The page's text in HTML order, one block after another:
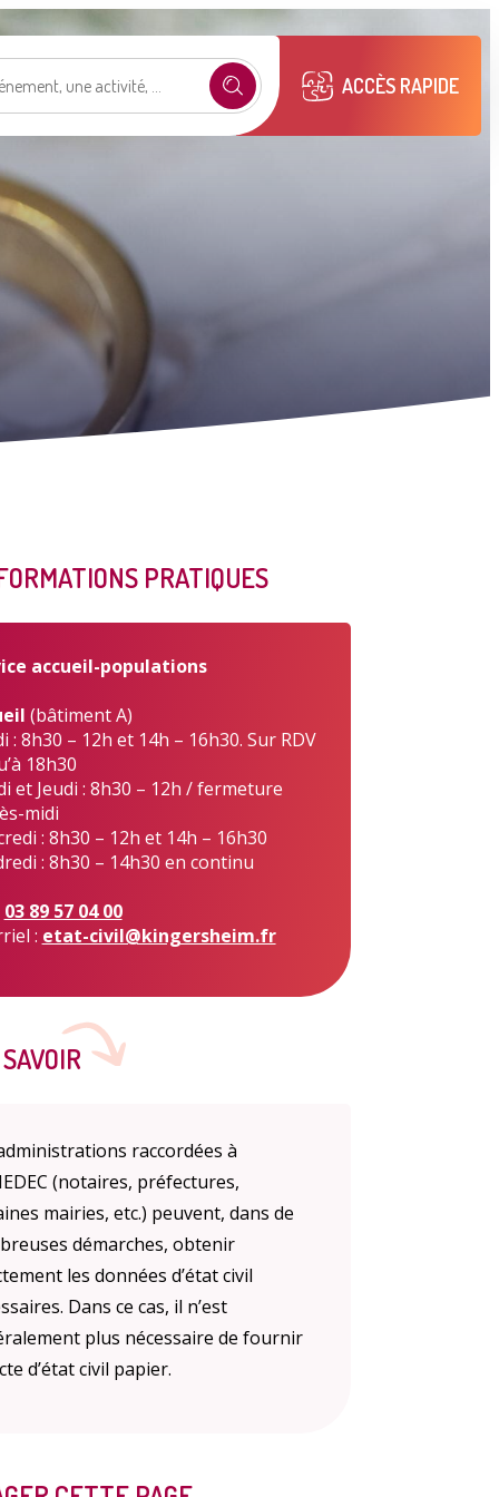
ACCÈS RAPIDE
mon profil
Mon compte M2A
publiques Conseil Municipal
Transition
de l'air
La médiathèque
PRATIQUES
accueil-populations
(bâtiment A)
: 8h30 – 12h et 14h – 16h30. Sur RDV
18h30
et Jeudi : 8h30 – 12h / fermeture
midi
: 8h30 – 12h et 14h – 16h30
: 8h30 – 14h30 en continu
03 89 57 04 00
: etat-civil@kingersheim.fr
raccordées à
(notaires, préfectures,
mairies, etc.) peuvent, dans de
démarches, obtenir
les données d’état civil
Dans ce cas, il n’est
plus nécessaire de fournir
d’état civil papier.